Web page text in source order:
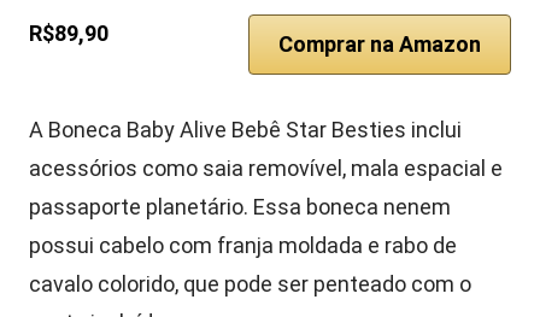
R$89,90 Comprar na Amazon
A Boneca Baby Alive Bebê Star Besties inclui
acessórios como saia removível, mala espacial e
passaporte planetário. Essa boneca nenem
possui cabelo com franja moldada e rabo de
cavalo colorido, que pode ser penteado com o